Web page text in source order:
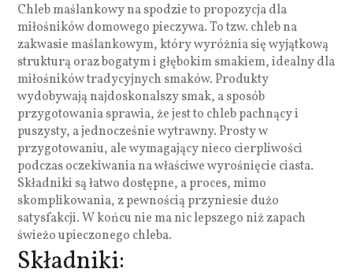
Chleb maślankowy na spodzie to propozycja dla
miłośników domowego pieczywa. To tzw. chleb na
zakwasie maślankowym, który wyróżnia się wyjątkową
strukturą oraz bogatym i głębokim smakiem, idealny dla
miłośników tradycyjnych smaków. Produkty
wydobywają najdoskonalszy smak, a sposób
przygotowania sprawia, że jest to chleb pachnący i
puszysty, a jednocześnie wytrawny. Prosty w
przygotowaniu, ale wymagający nieco cierpliwości
podczas oczekiwania na właściwe wyrośnięcie ciasta.
Składniki są łatwo dostępne, a proces, mimo
skomplikowania, z pewnością przyniesie dużo
satysfakcji. W końcu nie ma nic lepszego niż zapach
świeżo upieczonego chleba.
Składniki: